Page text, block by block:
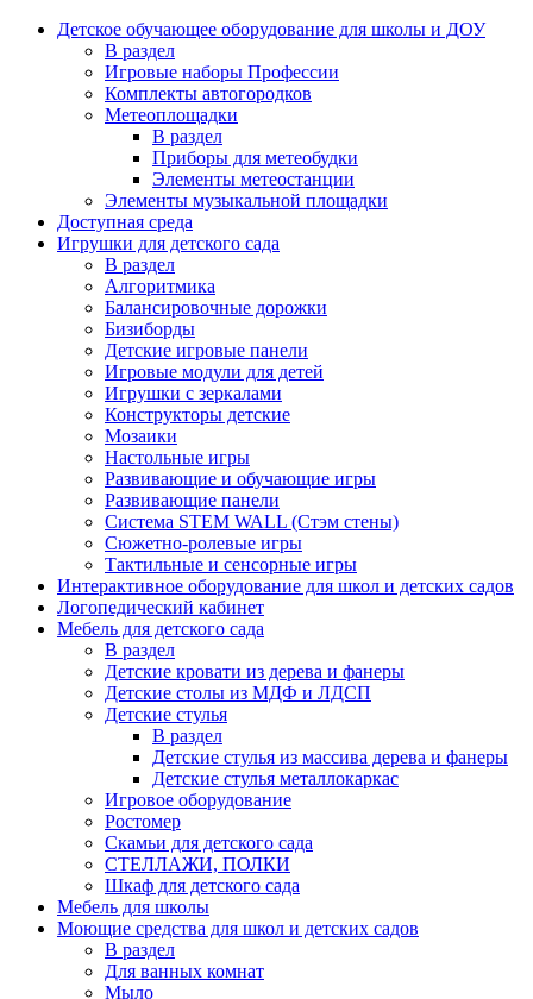
Детское обучающее оборудование для школы и ДОУ
В раздел
Игровые наборы Профессии
Комплекты автогородков
Метеоплощадки
В раздел
Приборы для метеобудки
Элементы метеостанции
Элементы музыкальной площадки
Доступная среда
Игрушки для детского сада
В раздел
Алгоритмика
Балансировочные дорожки
Бизиборды
Детские игровые панели
Игровые модули для детей
Игрушки с зеркалами
Конструкторы детские
Мозаики
Настольные игры
Развивающие и обучающие игры
Развивающие панели
Система STEM WALL (Cтэм стены)
Сюжетно-ролевые игры
Тактильные и сенсорные игры
Интерактивное оборудование для школ и детских садов
Логопедический кабинет
Мебель для детского сада
В раздел
Детские кровати из дерева и фанеры
Детские столы из МДФ и ЛДСП
Детские стулья
В раздел
Детские стулья из массива дерева и фанеры
Детские стулья металлокаркас
Игровое оборудование
Ростомер
Скамьи для детского сада
СТЕЛЛАЖИ, ПОЛКИ
Шкаф для детского сада
Мебель для школы
Моющие средства для школ и детских садов
В раздел
Для ванных комнат
Мыло